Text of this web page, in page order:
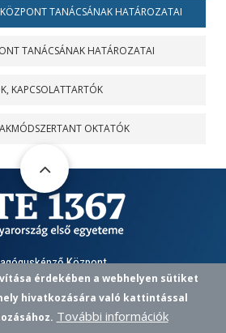
TANÁCSÁNAK HATÁROZATAI
TANÁCSÁNAK HATÁROZATAI
KAPCSOLATTARTÓK
OKTATÓK
Központ
VASVÁRI P. U. 4.
12433 | EMAIL
PKKOZPONT@PTE.HU
érdekében a webhelyen sütiket
hivatkozására való kattintással
További információk